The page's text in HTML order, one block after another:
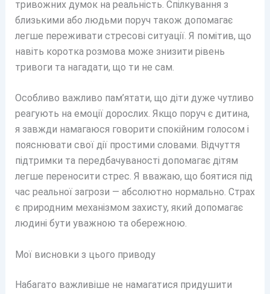
тривожних думок на реальність. Спілкування з
близькими або людьми поруч також допомагає
легше переживати стресові ситуації. Я помітив, що
навіть коротка розмова може знизити рівень
тривоги та нагадати, що ти не сам.
Особливо важливо пам’ятати, що діти дуже чутливо
реагують на емоції дорослих. Якщо поруч є дитина,
я завжди намагаюся говорити спокійним голосом і
пояснювати свої дії простими словами. Відчуття
підтримки та передбачуваності допомагає дітям
легше переносити стрес. Я вважаю, що боятися під
час реальної загрози — абсолютно нормально. Страх
є природним механізмом захисту, який допомагає
людині бути уважною та обережною.
Мої висновки з цього приводу
Набагато важливіше не намагатися придушити